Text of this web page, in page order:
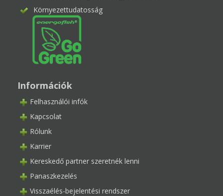
Környezettudatosság
Információk
Felhasználói infók
Kapcsolat
Rólunk
Karrier
Kereskedő partner szeretnék lenni
Panaszkezelés
Visszaélés-bejelentési rendszer